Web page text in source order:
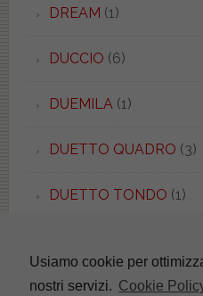
DREAM (1)
DUCCIO (6)
DUEMILA(1)
DUETTO QUADRO (3)
DUETTO TONDO (1)
DURASTYLE(1)
Usiamo cookie per
nostri servizi. Cookie